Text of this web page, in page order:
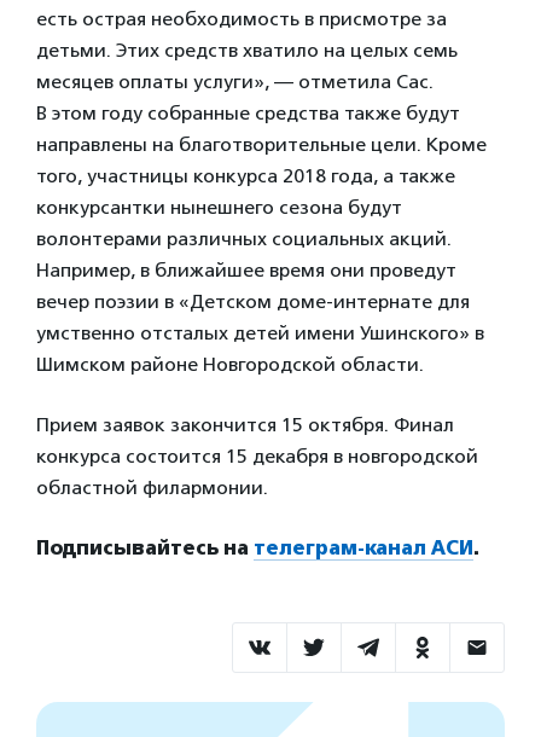
есть острая необходимость в присмотре за
детьми. Этих средств хватило на целых семь
месяцев оплаты услуги», — отметила Сас.
В этом году собранные средства также будут
направлены на благотворительные цели. Кроме
того, участницы конкурса 2018 года, а также
конкурсантки нынешнего сезона будут
волонтерами различных социальных акций.
Например, в ближайшее время они проведут
вечер поэзии в «Детском доме-интернате для
умственно отсталых детей имени Ушинского» в
Шимском районе Новгородской области.
Прием заявок закончится 15 октября. Финал
конкурса состоится 15 декабря в новгородской
областной филармонии.
Подписывайтесь на телеграм-канал АСИ.